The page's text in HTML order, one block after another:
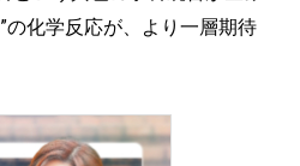
の化学反応が、より一層期待